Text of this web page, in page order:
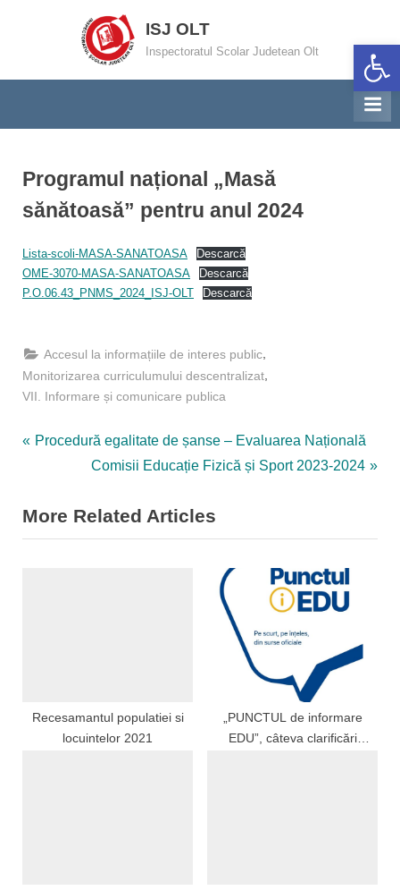
Deschide
ISJ OLT
Inspectoratul Scolar Judetean Olt
Programul național „Masă
sănătoasă” pentru anul 2024
Posted
on
23/01/2024
Invatamant primar Inspector
Lista-scoli-MASA-SANATOASA
Descarcă
OME-3070-MASA-SANATOASA
Descarcă
P.O.06.43_PNMS_2024_ISJ-OLT
Descarcă
Accesul la informațiile de interes public
Monitorizarea curriculumului descentralizat
VII. Informare și comunicare publica
Navigare
articole
P
v
i
t
Procedură egalitate de șanse – Evaluarea Națională
N
x
t
Comisii Educație Fizică și Sport 2023-2024
More Related Articles
Recesamantul populatiei si
locuintelor 2021
„PUNCTUL de informare
EDU”, câteva clarificări